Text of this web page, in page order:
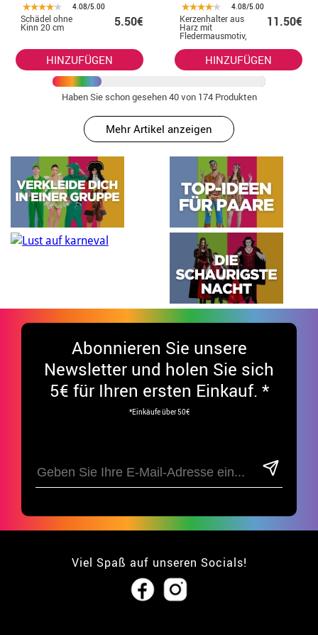
4.08/5.00
Schädel ohne
Kinn 20 cm 5.50€
HINZUFÜGEN
4.08/5.00
Kerzenhalter aus
Harz mit
Fledermausmotiv,
11.50€
HINZUFÜGEN
Haben Sie schon gesehen40von 174 Produkten
Mehr Artikel anzeigen
Abonnieren Sie unsere
Newsletter und holen Sie sich
5€ für Ihren ersten Einkauf. *
*Einkäufe über 50€
Viel Spaß auf unseren Socials!